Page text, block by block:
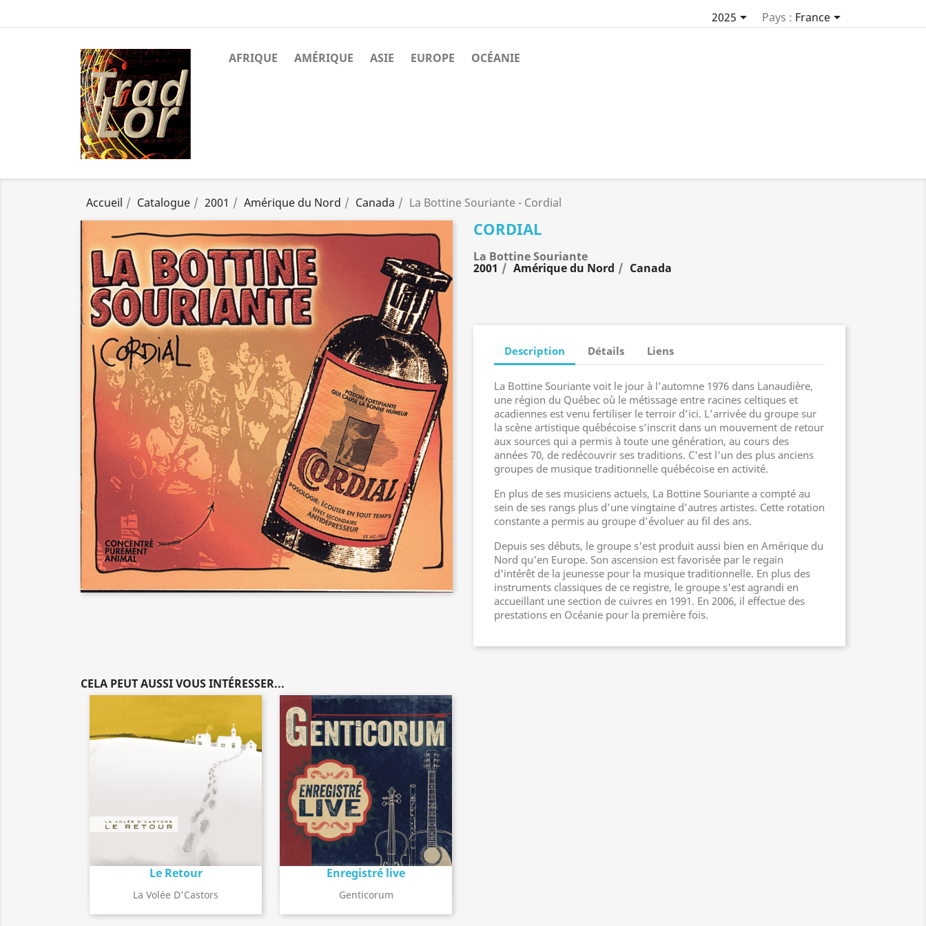
2025 Pays : France
AFRIQUE AMÉRIQUE ASIE EUROPE OCÉANIE
Accueil Catalogue 2001 Amérique du Nord Canada La Bottine Souriante - Cordial
CORDIAL
La Bottine Souriante
2001 Amérique du Nord Canada
Description Détails Liens
La Bottine Souriante voit le jour à l’automne 1976 dans Lanaudière,
une région du Québec où le métissage entre racines celtiques et
acadiennes est venu fertiliser le terroir d’ici. L’arrivée du groupe sur
la scène artistique québécoise s’inscrit dans un mouvement de retour
aux sources qui a permis à toute une génération, au cours des
années 70, de redécouvrir ses traditions. C'est l'un des plus anciens
groupes de musique traditionnelle québécoise en activité.
En plus de ses musiciens actuels, La Bottine Souriante a compté au
sein de ses rangs plus d’une vingtaine d’autres artistes. Cette rotation
constante a permis au groupe d’évoluer au fil des ans.
Depuis ses débuts, le groupe s'est produit aussi bien en Amérique du
Nord qu'en Europe. Son ascension est favorisée par le regain
d'intérêt de la jeunesse pour la musique traditionnelle. En plus des
instruments classiques de ce registre, le groupe s'est agrandi en
accueillant une section de cuivres en 1991. En 2006, il effectue des
prestations en Océanie pour la première fois.
CELA PEUT AUSSI VOUS INTÉRESSER...
Le Retour
La Volée D'Castors
Détail de l'album Enregistré live
Genticorum
searchDétail de l'album